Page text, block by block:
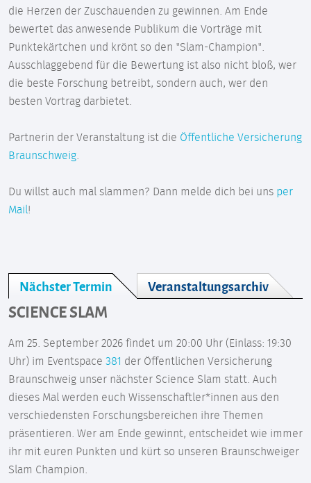
die Herzen der Zuschauenden zu gewinnen. Am Ende
bewertet das anwesende Publikum die Vorträge mit
Punktekärtchen und krönt so den "Slam-Champion".
Ausschlaggebend für die Bewertung ist also nicht bloß, wer
die beste Forschung betreibt, sondern auch, wer den
besten Vortrag darbietet.
Partnerin der Veranstaltung ist die Öffentliche Versicherung
Braunschweig.
Du willst auch mal slammen? Dann melde dich bei uns per
Mail!
Nächster Termin Veranstaltungsarchiv
SCIENCE SLAM
Am 25. September 2026 findet um 20:00 Uhr (Einlass: 19:30
Uhr) im Eventspace 381 der Öffentlichen Versicherung
Braunschweig unser nächster Science Slam statt. Auch
dieses Mal werden euch Wissenschaftler*innen aus den
verschiedensten Forschungsbereichen ihre Themen
präsentieren. Wer am Ende gewinnt, entscheidet wie immer
ihr mit euren Punkten und kürt so unseren Braunschweiger
Slam Champion.